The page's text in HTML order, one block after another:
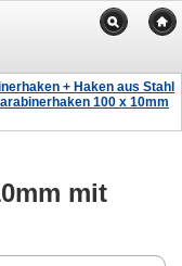
+ Haken aus Stahl
100 x 10mm
mit